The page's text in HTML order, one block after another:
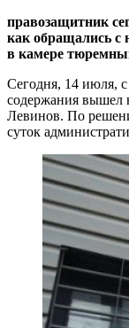
правозащитник
как обращались
в камере
Сегодня, 14 июля, с
содержания вышел
Левинов. По
суток